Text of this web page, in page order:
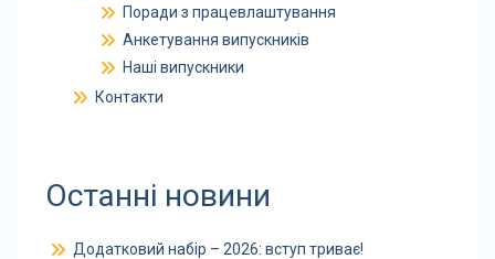
Поради з працевлаштування
Анкетування випускників
Наші випускники
Контакти
Останні новини
Додатковий набір – 2026: вступ триває!